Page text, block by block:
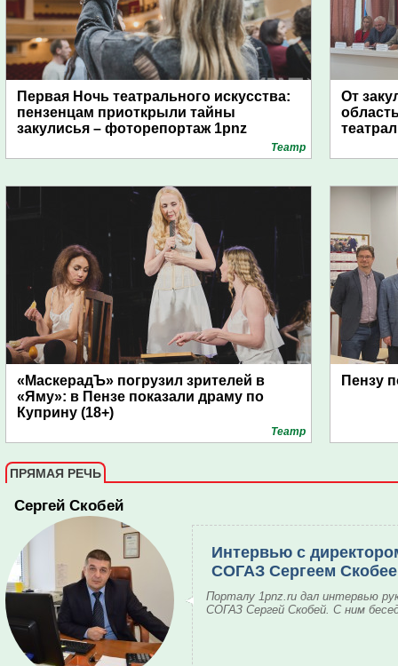
Первая Ночь театрального искусства:
пензенцам приоткрыли тайны
закулисья – фоторепортаж 1pnz
Театр
От
«МаскерадЪ» погрузил зрителей в
«Яму»: в Пензе показали драму по
Куприну (18+)
Театр
Пензу
ПРЯМАЯ РЕЧЬ
Сергей Скобей
Интервью с
СОГАЗ Сергеем
Порталу 1pnz.ru дал интервью
СОГАЗ Сергей Скобей. С ним